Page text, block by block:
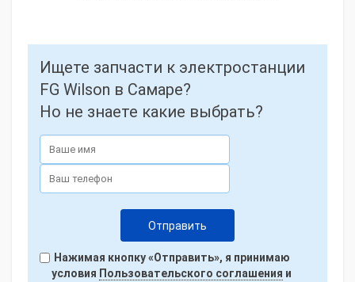
Ищете запчасти к электростанции
FG Wilson в Самаре?
Но не знаете какие выбрать?
Нажимая кнопку «Отправить», я принимаю
условия Пользовательского соглашения и